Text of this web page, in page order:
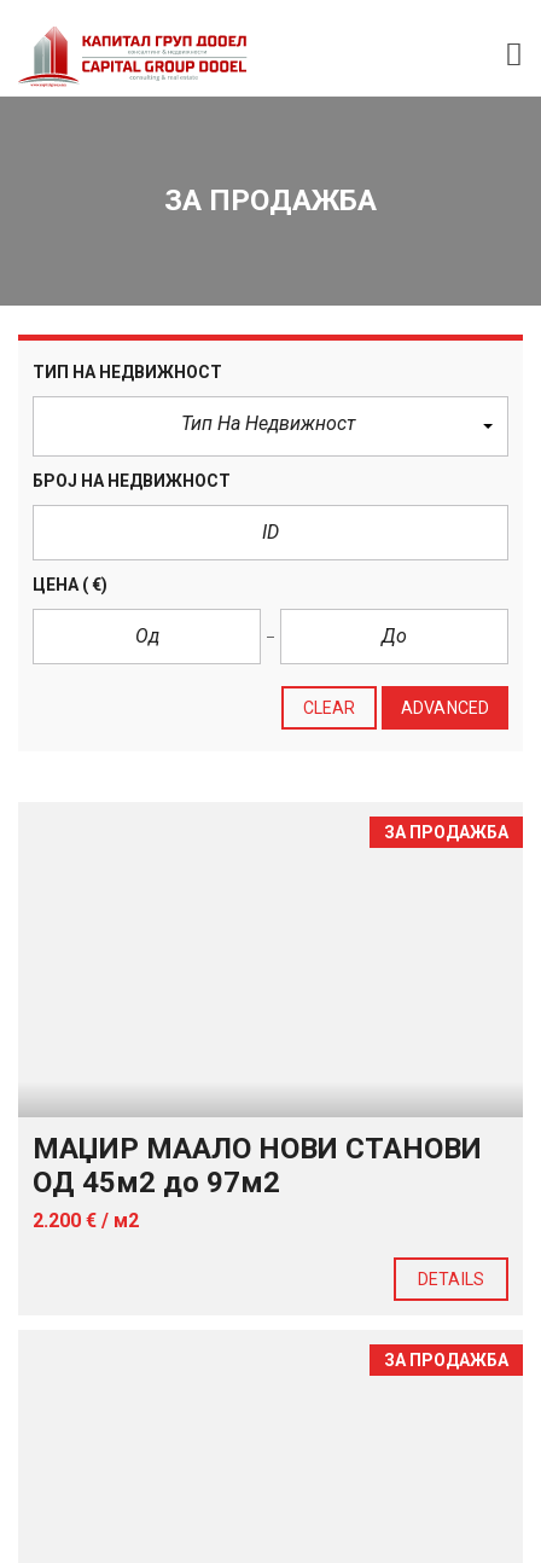
ЗА ПРОДАЖБА
ТИП НА НЕДВИЖНОСТ
Тип На Недвижност
БРОЈ НА НЕДВИЖНОСТ
ЦЕНА ( €)
CLEAR ADVANCED
ЗА ПРОДАЖБА
МАЏИР МААЛО НОВИ СТАНОВИ
ОД 45м2 до 97м2
2.200 € / м2
DETAILS
ЗА ПРОДАЖБА